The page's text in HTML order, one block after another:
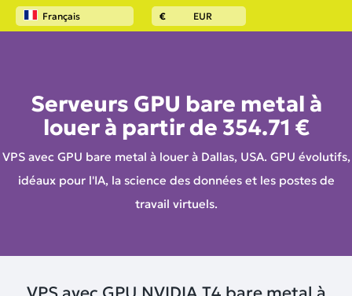
Français € EUR
Accueil Serveurs GPU
Serveurs GPU bare metal à
louer à partir de 354.71 €
VPS avec GPU bare metal à louer à Dallas, USA. GPU évolutifs,
idéaux pour l'IA, la science des données et les postes de
travail virtuels.